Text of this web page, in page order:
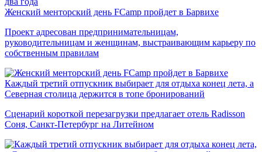
Женский менторский день FCamp пройдет в Барвихе
Проект адресован предпринимательницам,
руководительницам и женщинам, выстраивающим карьеру по
собственным правилам
Каждый третий отпускник выбирает для отдыха конец лета, а
Северная столица держится в топе бронирований
Сценарий короткой перезагрузки предлагает отель Radisson
Соня, Санкт-Петербург на Литейном